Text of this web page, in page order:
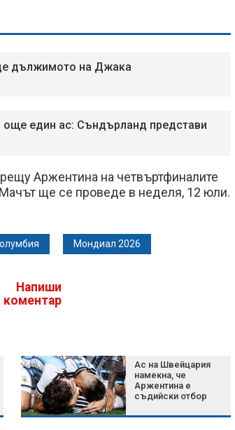
дължимото на Джака
още един ас: Съндърланд представи
Аржентина на четвъртфиналите
ще се проведе в неделя, 12 юли.
Мондиал 2026
Напиши
коментар
Ас на Швейцария
намекна, че
Аржентина е
съдийски отбор
Радев посети бъдещия
космически и
отбранителен център
в Доброславци